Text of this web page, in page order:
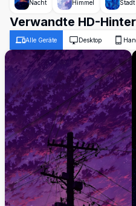
Nacht
Himmel Stadt
Verwandte HD-
Alle Geräte Desktop